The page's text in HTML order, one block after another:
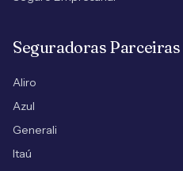
Seguradoras Parceiras
Aliro
Azul
Generali
Itaú